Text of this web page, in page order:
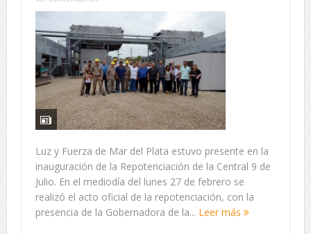
Luz y Fuerza de Mar del Plata estuvo presente en la
inauguración de la Repotenciación de la Central 9 de
Julio. En el mediodía del lunes 27 de febrero se
realizó el acto oficial de la repotenciación, con la
presencia de la Gobernadora de la... Leer más